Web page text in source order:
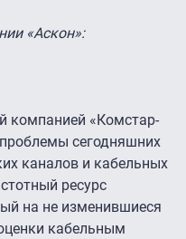
«Аскон»:
компанией «Комстар-
сегодняшних
каналов и кабельных
ресурс
на не изменившиеся
кабельным